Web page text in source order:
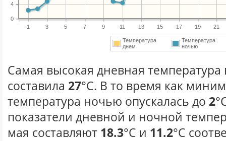
1 3 5 7 9 11 13 15 17 19 21
0
4
Температура
днем
Температура
ночью
Самая высокая дневная температура
составила 27°С. В то время как
температура ночью опускалась до 2
показатели дневной и ночной
мая составляют 18.3°С и 11.2°С